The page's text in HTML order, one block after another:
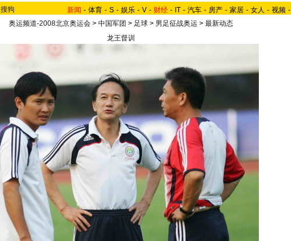
搜狗 新闻 - 体育 - S - 娱乐 - V - 财经 - IT - 汽车 - 房产 - 家居 - 女人 - 视频 -
奥运频道-2008北京奥运会 > 中国军团 > 足球 > 男足征战奥运 > 最新动态
龙王督训